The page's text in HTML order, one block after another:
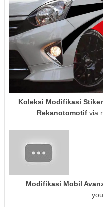
Koleksi Modifikasi
Rekanotomotifvia
Modifikasi Mobil